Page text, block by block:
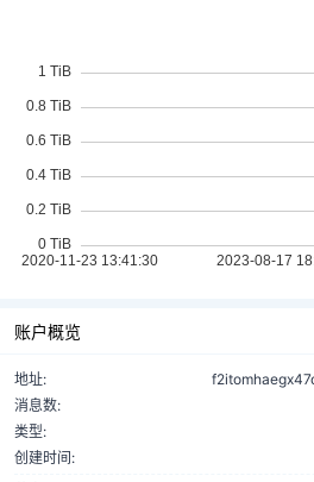
账户概览
地址:
消息数:
类型:
创建时间: